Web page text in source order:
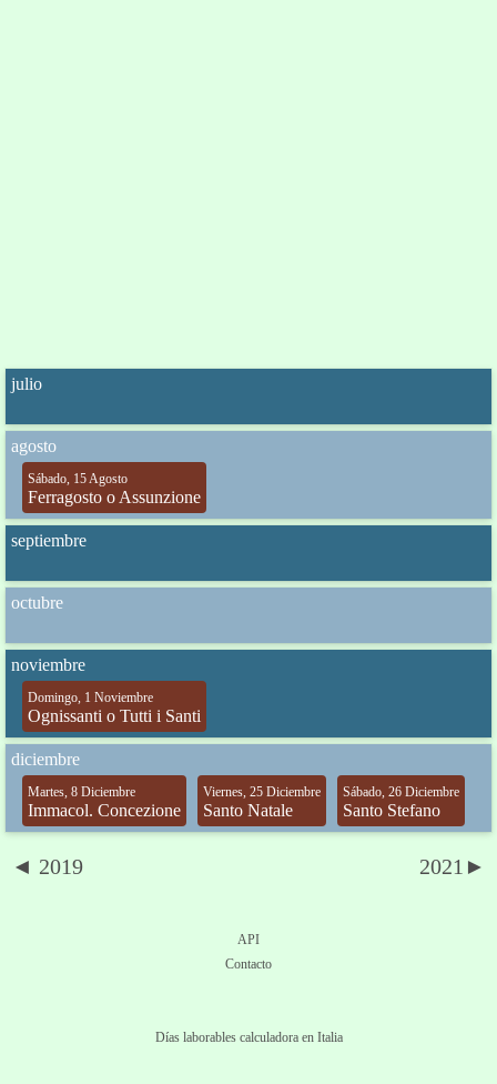
julio
agosto
Sábado, 15 Agosto
Ferragosto o Assunzione
septiembre
octubre
noviembre
Domingo, 1 Noviembre
Ognissanti o Tutti i Santi
diciembre
Martes, 8 Diciembre
Immacol. Concezione
Viernes, 25 Diciembre
Santo Natale
Sábado, 26 Diciembre
Santo Stefano
◄ 2019 2021►
API
Contacto
Días laborables calculadora en Italia